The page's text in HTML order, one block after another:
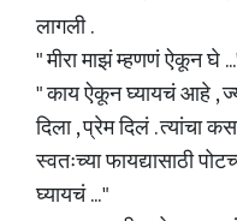
लागली .
" मीरा माझं म्हणणं ऐकून घे
" काय ऐकून घ्यायचं आहे ,
दिला , प्रेम दिलं . त्यांचा
स्वतःच्या फायद्यासाठी
घ्यायचं ... "